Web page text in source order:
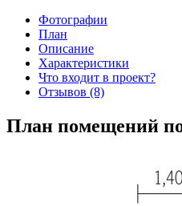
Фотографии
План
Описание
Характеристики
Что входит в проект?
Отзывов (8)
План помещений